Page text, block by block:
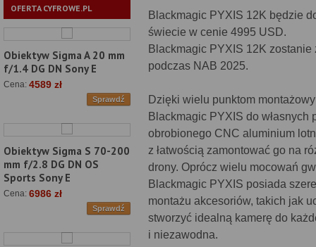
OFERTA CYFROWE.PL
Obiektyw Sigma A 20 mm
f/1.4 DG DN Sony E
Cena: 4589 zł
Sprawdź
Obiektyw Sigma S 70-200
mm f/2.8 DG DN OS
Sports Sony E
Cena: 6986 zł
Sprawdź
Blackmagic PYXIS 12K będzie
świecie w cenie 4995 USD.
Blackmagic PYXIS 12K
podczas NAB 2025.
Dzięki wielu punktom
Blackmagic PYXIS do
obrobionego CNC aluminium
z łatwością zamontować go na
drony. Oprócz wielu mocowań
Blackmagic PYXIS posiada
montażu akcesoriów, takich jak
stworzyć idealną kamerę do
i niezawodna.